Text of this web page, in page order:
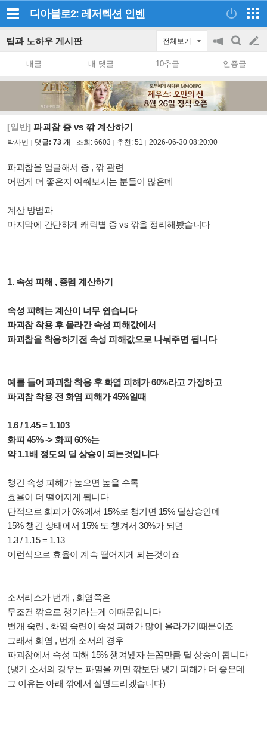
디아블로2: 레저렉션 인벤
팁과 노하우 게시판 전체보기
공
on/off
검
색
글
쓰
내글 내 댓글 10추글 인증글
[일반] 파괴참 증 vs 깎 계산하기
박사넨 댓글: 73 개 조회: 6603 추천: 51 2026-06-30 08:20:00
파괴참을 업글해서 증 , 깎 관련
어떤게 더 좋은지 여쭤보시는 분들이 많은데
계산 방법과
마지막에 간단하게 캐릭별 증 vs 깎을 정리해봤습니다
1. 속성 피해 , 증뎀 계산하기
속성 피해는 계산이 너무 쉽습니다
파괴참 착용 후 올라간 속성 피해값에서
파괴참을 착용하기전 속성 피해값으로 나눠주면 됩니다
예를 들어 파괴참 착용 후 화염 피해가 60%라고 가정하고
파괴참 착용 전 화염 피해가 45%일때
1.6 / 1.45 = 1.103
화피 45% -> 화피 60%는
약 1.1배 정도의 딜 상승이 되는것입니다
챙긴 속성 피해가 높으면 높을 수록
효율이 더 떨어지게 됩니다
단적으로 화피가 0%에서 15%로 챙기면 15% 딜상승인데
15% 챙긴 상태에서 15% 또 챙겨서 30%가 되면
1.3 / 1.15 = 1.13
이런식으로 효율이 계속 떨어지게 되는것이죠
소서리스가 번개 , 화염쪽은
무조건 깎으로 챙기라는게 이때문입니다
번개 숙련 , 화염 숙련이 속성 피해가 많이 올라가기때문이죠
그래서 화염 , 번개 소서의 경우
파괴참에서 속성 피해 15% 챙겨봤자 눈꼽만큼 딜 상승이 됩니다
(냉기 소서의 경우는 파멸을 끼면 깎보단 냉기 피해가 더 좋은데
그 이유는 아래 깎에서 설명드리겠습니다)